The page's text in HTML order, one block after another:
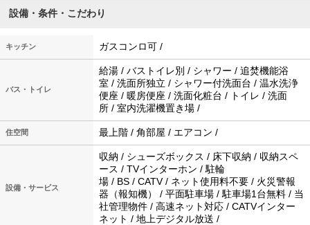
設備・条件・こだわり
キッチン ガスコンロ可 /
バス・トイレ
給湯 / バストイレ別 / シャワー / 追焚機能浴
室 / 洗面所独立 / シャワー付洗面台 / 温水洗浄
便座 / 暖房便座 / 洗面化粧台 / トイレ / 洗面
所 / 室内洗濯機置き場 /
住空間 最上階 / 角部屋 / エアコン /
設備・サービス
収納 / シューズボックス / 床下収納 / 収納スペ
ース / TVインターホン / 駐輪
場 / BS / CATV / ネット使用料不要 / 火災警報
器（報知機） / 平面駐車場 / 駐車場1台無料 / 当
社管理物件 / 高速ネット対応 / CATVインター
ネット / 地上デジタル放送 /